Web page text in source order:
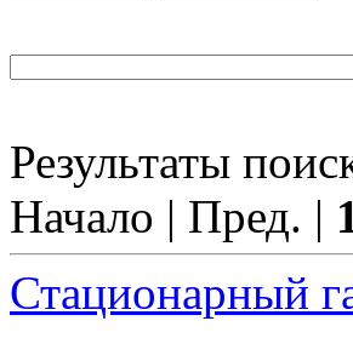
Результаты
Начало | Пред. |
Стационарный